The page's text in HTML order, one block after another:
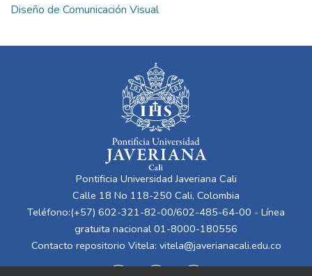
Diseño de Comunicación Visual
Pontificia Universidad Javeriana Cali
Calle 18 No 118-250 Cali, Colombia
Teléfono:(+57) 602-321-82-00/602-485-64-00 - Línea
gratuita nacional 01-8000-180556
Contacto repositorio Vitela: vitela@javerianacali.edu.co